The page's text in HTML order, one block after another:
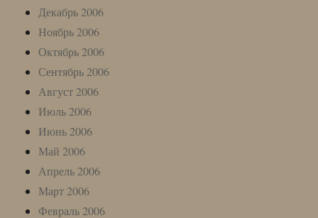
Декабрь 2006
Ноябрь 2006
Октябрь 2006
Сентябрь 2006
Август 2006
Июль 2006
Июнь 2006
Май 2006
Апрель 2006
Март 2006
Февраль 2006